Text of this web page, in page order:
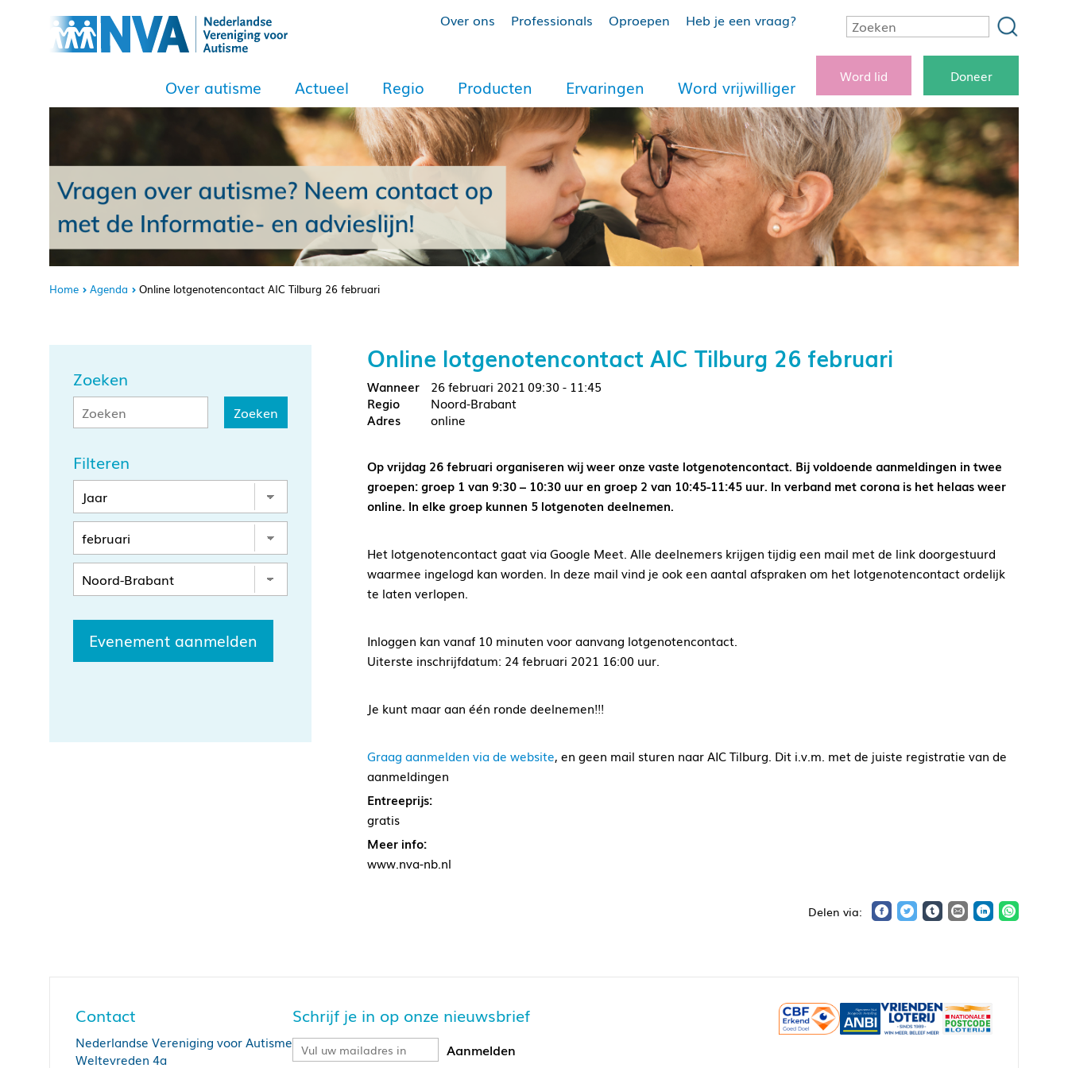
Over ons Professionals Oproepen Heb je een vraag?
Over autisme Actueel Regio Producten Ervaringen Word vrijwilliger
Word lid Doneer
Home Agenda Online lotgenotencontact AIC Tilburg 26 februari
Zoeken
Filteren
Evenement aanmelden
Online lotgenotencontact AIC Tilburg 26 februari
26 februari 2021 09:30 - 11:45
Noord-Brabant
online
Op vrijdag 26 februari organiseren wij weer onze vaste lotgenotencontact. Bij voldoende aanmeldingen in twee
groepen: groep 1 van 9:30 – 10:30 uur en groep 2 van 10:45-11:45 uur. In verband met corona is het helaas weer
online. In elke groep kunnen 5 lotgenoten deelnemen.
Het lotgenotencontact gaat via Google Meet. Alle deelnemers krijgen tijdig een mail met de link doorgestuurd
waarmee ingelogd kan worden. In deze mail vind je ook een aantal afspraken om het lotgenotencontact ordelijk
te laten verlopen.
Inloggen kan vanaf 10 minuten voor aanvang lotgenotencontact.
Uiterste inschrijfdatum: 24 februari 2021 16:00 uur.
Je kunt maar aan één ronde deelnemen!!!
Graag aanmelden via de website, en geen mail sturen naar AIC Tilburg. Dit i.v.m. met de juiste registratie van de
aanmeldingen
Entreeprijs:
gratis
Meer info:
www.nva-nb.nl
Contact
Nederlandse Vereniging voor Autisme
Weltevreden 4a
Schrijf je in op onze nieuwsbrief